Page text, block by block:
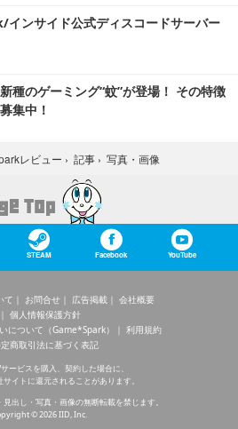
ンサイド公式ディスコードサーバー
新種のゲーミング“蚊”が登場！ その特徴
集中！
レビュー › 記事 › 写真・画像
STEAM Facebook YouTube
て お問合せ 広告掲載
会社概要
個人情報保護方針
について（Game*Spark）
利用規約
商取引法に基づく表記
ービスを購入、契約した場合に、
イトに還元されることがあります。
出し・写真・画像の無断転載を禁じます。
© 2026 IID, Inc.